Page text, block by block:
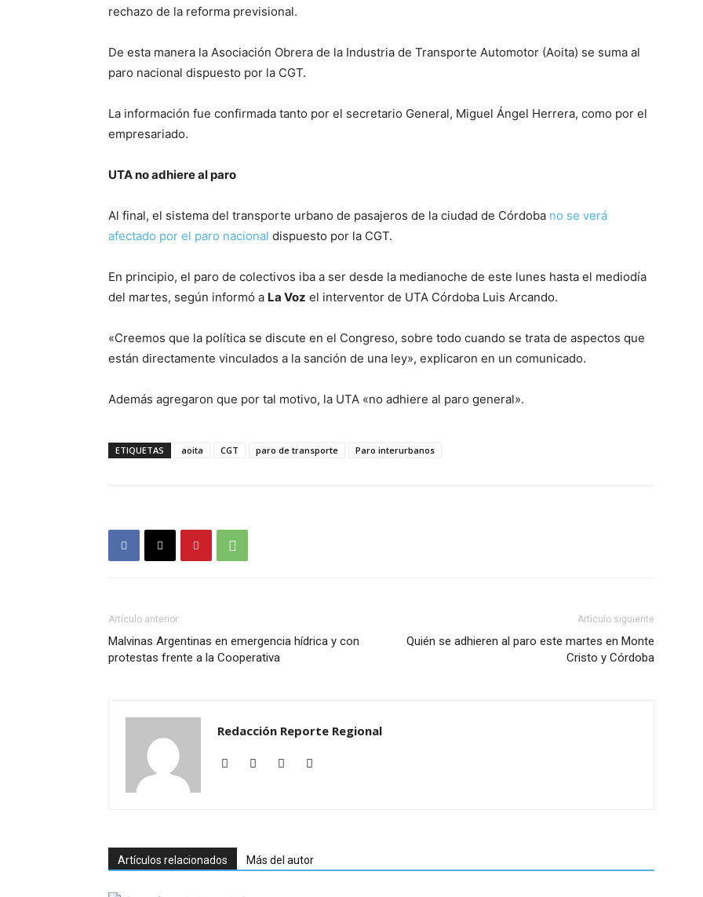
rechazo de la reforma previsional.
De esta manera la Asociación Obrera de la Industria de Transporte Automotor (Aoita) se suma al
paro nacional dispuesto por la CGT.
La información fue confirmada tanto por el secretario General, Miguel Ángel Herrera, como por el
empresariado.
UTA no adhiere al paro
Al final, el sistema del transporte urbano de pasajeros de la ciudad de Córdoba no se verá
afectado por el paro nacional dispuesto por la CGT.
En principio, el paro de colectivos iba a ser desde la medianoche de este lunes hasta el mediodía
del martes, según informó a La Voz el interventor de UTA Córdoba Luis Arcando.
«Creemos que la política se discute en el Congreso, sobre todo cuando se trata de aspectos que
están directamente vinculados a la sanción de una ley», explicaron en un comunicado.
Además agregaron que por tal motivo, la UTA «no adhiere al paro general».
ETIQUETAS aoita CGT paro de transporte Paro interurbanos
Artículo anterior
Malvinas Argentinas en emergencia hídrica y con
protestas frente a la Cooperativa
Artículo siguiente
Quién se adhieren al paro este martes en Monte
Cristo y Córdoba
Redacción Reporte Regional
Artículos relacionados Más del autor